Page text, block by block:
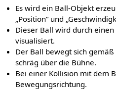
Es wird ein Ball-Objekt
„Position“ und
Dieser Ball wird durch
visualisiert.
Der Ball bewegt sich
schräg über die Bühne.
Bei einer Kollision mit dem
Bewegungsrichtung.